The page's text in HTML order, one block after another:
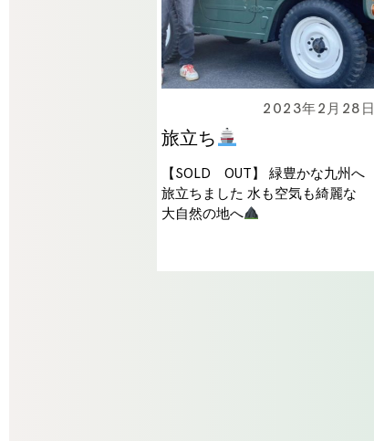
2023年2月28日
旅立ち
【SOLD OUT】 緑豊かな九州へ
旅立ちました 水も空気も綺麗な
大自然の地へ